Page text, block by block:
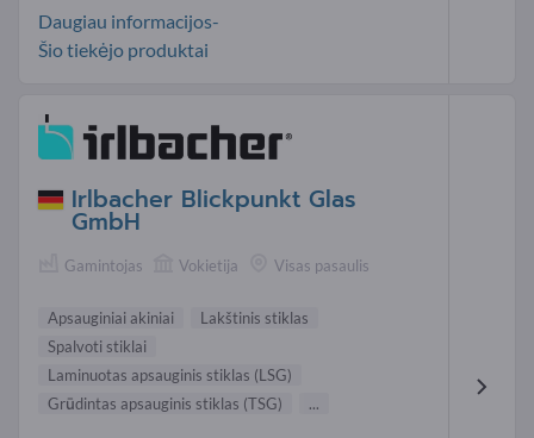
Daugiau informacijos-
Šio tiekėjo produktai
Irlbacher Blickpunkt Glas
GmbH
Gamintojas Vokietija Visas pasaulis
Apsauginiai akiniai
Lakštinis stiklas
Spalvoti stiklai
Laminuotas apsauginis stiklas (LSG)
Grūdintas apsauginis stiklas (TSG)
...